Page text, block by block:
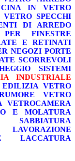
IN VETRO
SPECCHI
DI ARREDO
FINESTRE
E RETINATI
NEGOZI PORTE
SCORREVOLI
SISTEMI
INDUSTRIALE
EDILIZIA VETRO
VETRO
VETROCAMERA
E MOLATURA
SABBIATURA
LAVORAZIONE
LACCATURA